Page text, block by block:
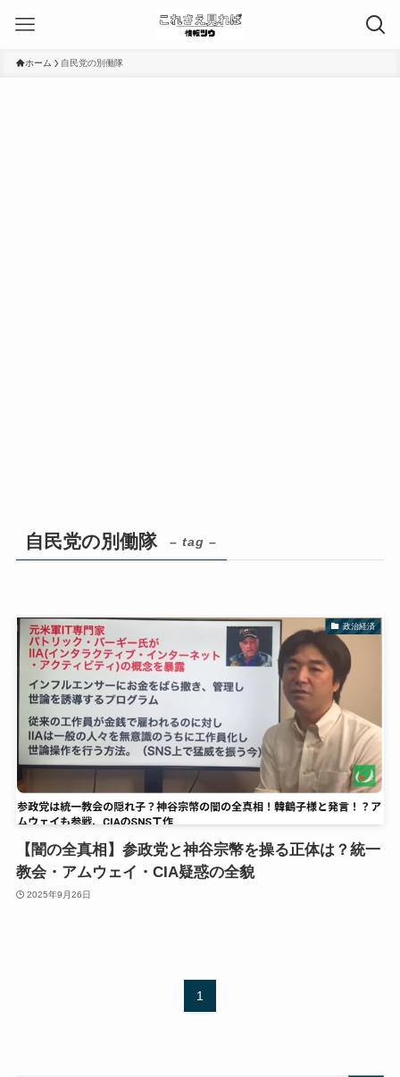
ホーム 自民党の別働隊
自民党の別働隊 – tag –
政治経済
【闇の全真相】参政党と神谷宗幣を操る正体は？統一
教会・アムウェイ・CIA疑惑の全貌
2025年9月26日
1